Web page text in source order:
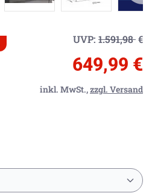
UVP: 1.591,98€
649,99 €
inkl. MwSt.,zzgl. Versand